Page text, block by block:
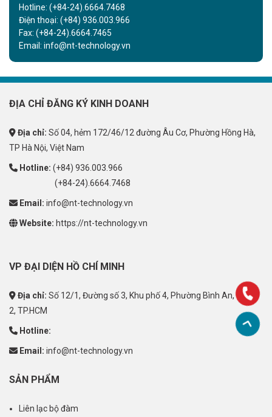
Hotline: (+84-24).6664.7468
Điện thoại: (+84) 936.003.966
Fax: (+84-24).6664.7465
Email: info@nt-technology.vn
ĐỊA CHỈ ĐĂNG KÝ KINH DOANH
Địa chỉ: Số 04, hẻm 172/46/12 đường Âu Cơ, Phường Hồng Hà,
TP Hà Nội, Việt Nam
Hotline: (+84) 936.003.966
(+84-24).6664.7468
Email: info@nt-technology.vn
Website: https://nt-technology.vn
VP ĐẠI DIỆN HỒ CHÍ MINH
Địa chỉ: Số 12/1, Đường số 3, Khu phố 4, Phường Bình An, Quận
2, TP.HCM
Hotline:
Email: info@nt-technology.vn
SẢN PHẨM
Liên lạc bộ đàm